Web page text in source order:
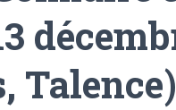
Talence)